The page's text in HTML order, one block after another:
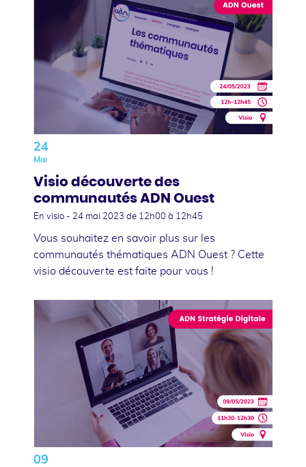
24
Mai
Visio découverte des
communautés ADN Ouest
En visio - 24 mai 2023 de 12h00 à 12h45
Vous souhaitez en savoir plus sur les
communautés thématiques ADN Ouest ? Cette
visio découverte est faite pour vous !
09